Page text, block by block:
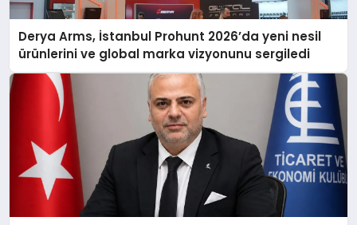
Derya Arms, İstanbul Prohunt 2026’da yeni nesil
ürünlerini ve global marka vizyonunu sergiledi